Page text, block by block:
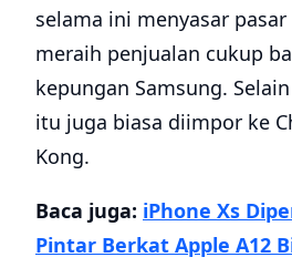
selama ini menyasar
meraih penjualan cukup
kepungan Samsung.
itu juga biasa diimpor ke
Kong.
Baca juga: iPhone Xs
Pintar Berkat Apple A12